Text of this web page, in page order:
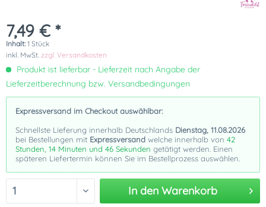
7,49 € *
Inhalt: 1 Stück
inkl. MwSt. zzgl. Versandkosten
Produkt ist lieferbar - Lieferzeit nach Angabe der
Lieferzeitberechnung bzw. Versandbedingungen
Expressversand im Checkout auswählbar:
Schnellste Lieferung innerhalb Deutschlands Dienstag, 11.08.2026
bei Bestellungen mit Expressversand welche innerhalb von 42
Stunden, 14 Minuten und 46 Sekunden getätigt werden. Einen
späteren Liefertermin können Sie im Bestellprozess auswählen.
In den Warenkorb